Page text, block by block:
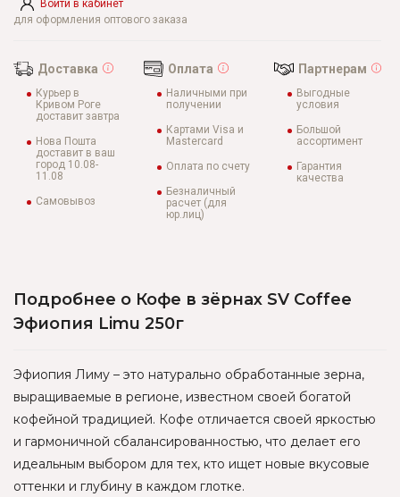
Войти в кабинет
для оформления оптового заказа
Доставка
Курьер в
Кривом Роге
доставит завтра
Нова Пошта
доставит в ваш
город 10.08-
11.08
Самовывоз
Оплата
Наличными при
получении
Картами Visa и
Mastercard
Оплата по счету
Безналичный
расчет (для
юр.лиц)
Партнерам
Выгодные
условия
Большой
ассортимент
Гарантия
качества
Подробнее о Кофе в зёрнах SV Coffee
Эфиопия Limu 250г
Эфиопия Лиму – это натурально обработанные зерна,
выращиваемые в регионе, известном своей богатой
кофейной традицией. Кофе отличается своей яркостью
и гармоничной сбалансированностью, что делает его
идеальным выбором для тех, кто ищет новые вкусовые
оттенки и глубину в каждом глотке.